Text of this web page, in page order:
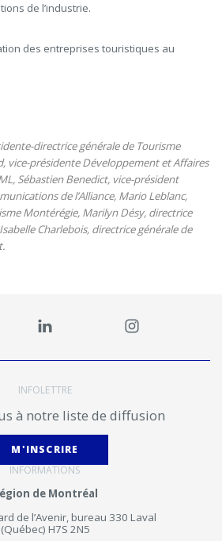
de l’industrie.
des entreprises touristiques au
directrice générale de Tourisme
vice-présidente Développement et Affaires
SébastienBenedict, vice-président
de l’Alliance, Mario Leblanc,
Montérégie, Marilyn Désy, directrice
Charlebois, directrice généralede
.
INFOLETTRE
à notre liste de diffusion
M'INSCRIRE
INFORMATIONS
de Montréal
de l’Avenir, bureau 330 Laval
(Québec) H7S 2N5